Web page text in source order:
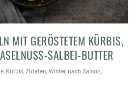
MIT GERÖSTETEM KÜRBIS,
SALBEI-BUTTER
, Kürbis,Zutaten,Winter, nach Saison,